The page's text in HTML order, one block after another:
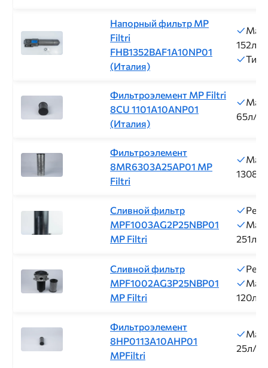
Напорный фильтр MP
Filtri
FHB1352BAF1A10NP01
(Италия)
152л/
Тип
Фильтроэлемент MP Filtri
8CU 1101A10ANP01
(Италия)
65л/
Фильтроэлемент
8MR6303A25AP01 MP
Filtri
Сливной фильтр
MPF1003AG2P25NBP01
MP Filtri
251л/
Сливной фильтр
MPF1002AG3P25NBP01
MP Filtri
120л/
Фильтроэлемент
8HP0113A10AHP01
MPFiltri
25л/